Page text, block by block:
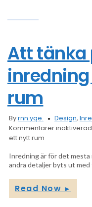
Att tänka
rum
Byrnn.yqe. Design,
Kommentarer
ett nytt rum
Inredning är för det mesta
andra detaljer byts ut
Read Now ►